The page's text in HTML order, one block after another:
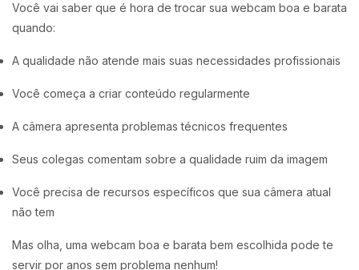
Você vai saber que é hora de trocar sua webcam boa e barata
quando:
A qualidade não atende mais suas necessidades profissionais
Você começa a criar conteúdo regularmente
A câmera apresenta problemas técnicos frequentes
Seus colegas comentam sobre a qualidade ruim da imagem
Você precisa de recursos específicos que sua câmera atual
não tem
Mas olha, uma webcam boa e barata bem escolhida pode te
servir por anos sem problema nenhum!